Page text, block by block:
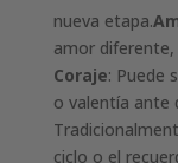
nueva etapa.
amor diferente,
Coraje: Puede
o valentía ante
ciclo o el